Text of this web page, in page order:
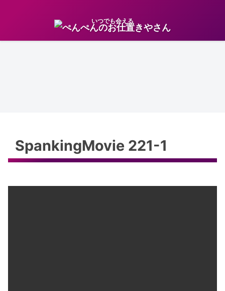
いつでも会える
SpankingMovie 221-1